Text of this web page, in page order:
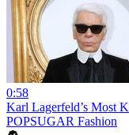
0:58
Karl Lagerfeld’s Most
POPSUGAR Fashion